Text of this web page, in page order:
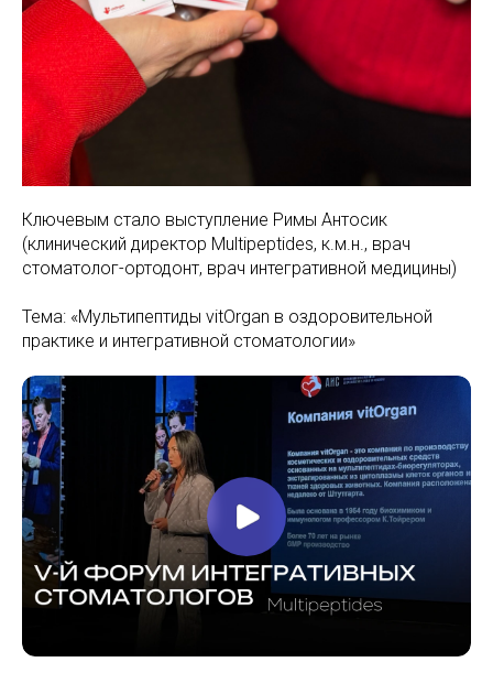
Ключевым стало выступление Римы Антосик
(клинический директор Multipeptides, к.м.н., врач
стоматолог-ортодонт, врач интегративной медицины)
Тема: «Мультипептиды vitOrgan в оздоровительной
практике и интегративной стоматологии»